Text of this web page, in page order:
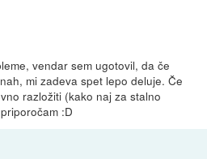
vendar sem ugotovil, da če
mi zadeva spet lepo deluje. Če
razložiti (kako naj za stalno
:D